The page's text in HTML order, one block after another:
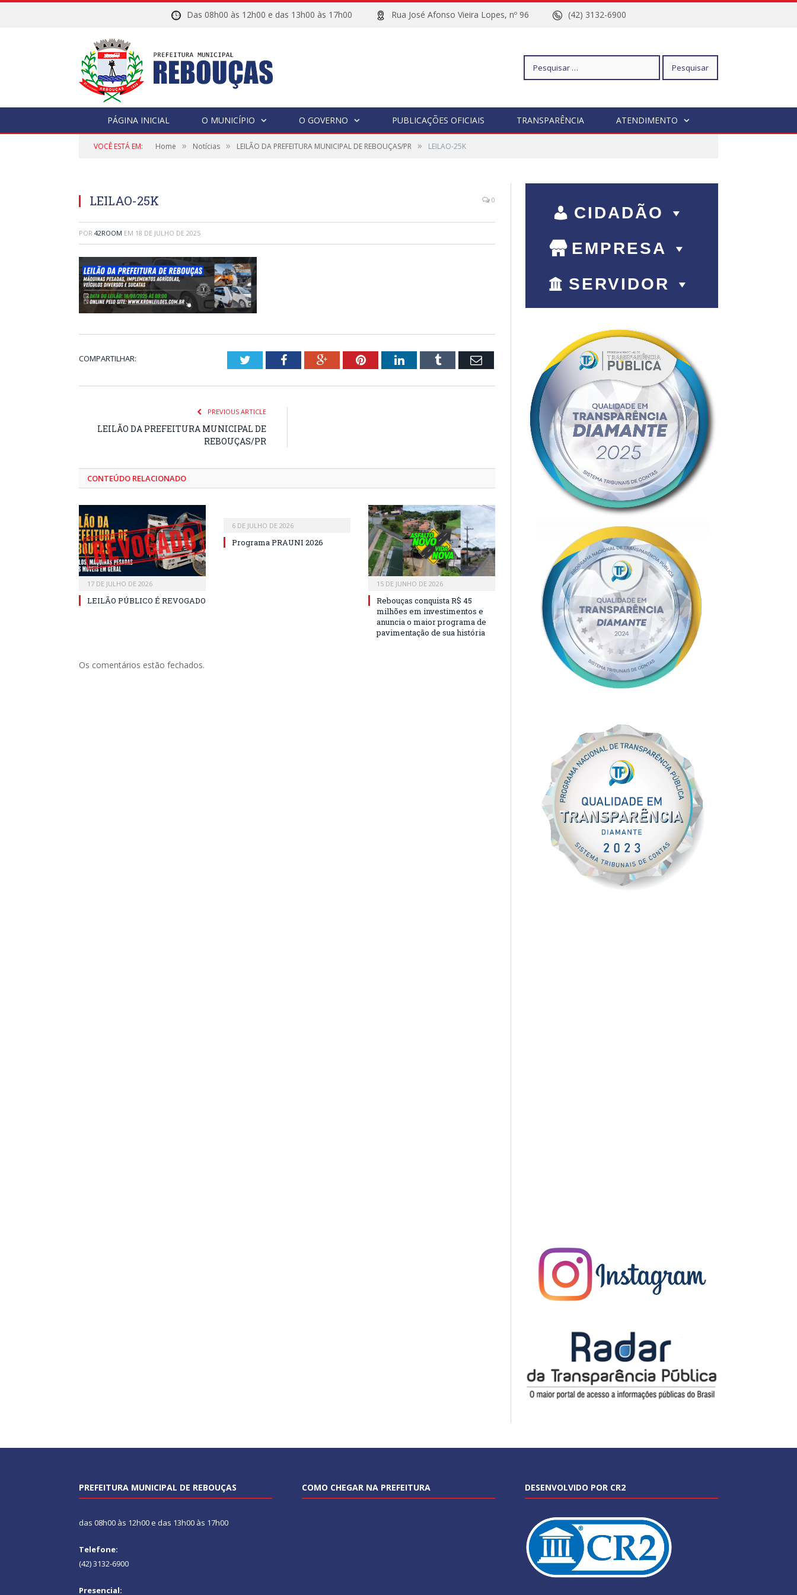
Das 08h00 às 12h00 e das 13h00 às 17h00 Rua José Afonso Vieira Lopes, nº 96 (42) 3132-6900
Pesquisar
PÁGINA INICIAL O MUNICÍPIO O GOVERNO PUBLICAÇÕES OFICIAIS TRANSPARÊNCIA ATENDIMENTO
VOCÊ ESTÁ EM: Home » Notícias » LEILÃO DA PREFEITURA MUNICIPAL DE REBOUÇAS/PR » LEILAO-25K
LEILAO-25K 0
POR 42ROOM EM 18 DE JULHO DE 2025
COMPARTILHAR: TwitterFacebookGoogle+PinterestLinkedInTumblr Email
PREVIOUS ARTICLE
LEILÃO DA PREFEITURA MUNICIPAL DE
REBOUÇAS/PR
CONTEÚDO RELACIONADO
17 DE JULHO DE 2026
LEILÃO PÚBLICO É REVOGADO
6 DE JULHO DE 2026
Programa PRAUNI 2026
15 DE JUNHO DE 2026
Rebouças conquista R$ 45
milhões em investimentos e
anuncia o maior programa de
pavimentação de sua história
Os comentários estão fechados.
CIDADÃO
EMPRESA
SERVIDOR
PREFEITURA MUNICIPAL DE REBOUÇAS
das 08h00 às 12h00 e das 13h00 às 17h00
Telefone:
(42) 3132-6900
Presencial:
COMO CHEGAR NA PREFEITURA DESENVOLVIDO POR CR2